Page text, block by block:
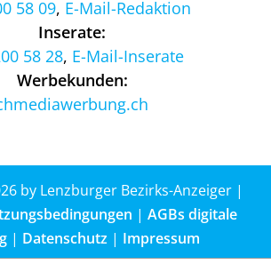
58 09, E-Mail-Redaktion
Inserate:
58 28, E-Mail-Inserate
Werbekunden:
by Lenzburger Bezirks-Anzeiger |
| AGBs digitale
| Datenschutz| Impressum